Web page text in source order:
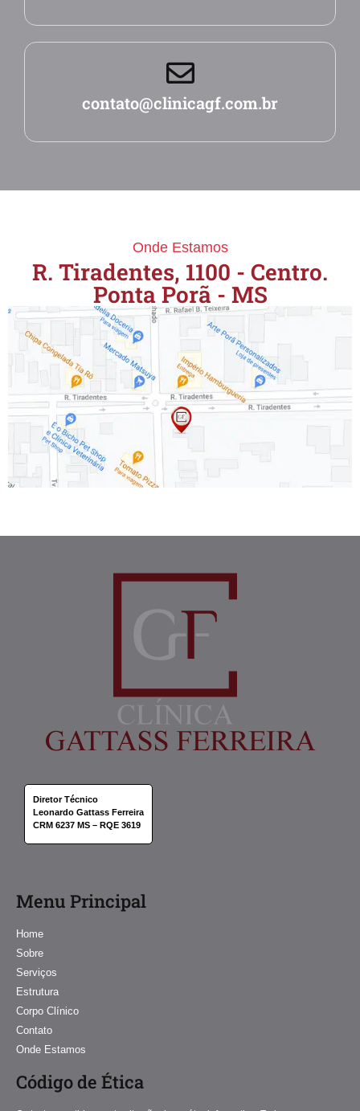
contato@clinicagf.com.br
Onde Estamos
R. Tiradentes, 1100 - Centro.
Ponta Porã - MS
Diretor Técnico
Leonardo Gattass Ferreira
CRM 6237 MS – RQE 3619
Menu Principal
Home
Sobre
Serviços
Estrutura
Corpo Clínico
Contato
Onde Estamos
Código de Ética